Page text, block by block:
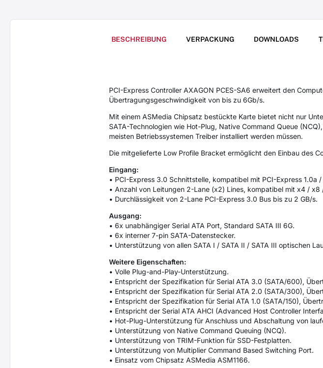
BESCHREIBUNG VERPACKUNG DOWNLOADS
PCI-Express Controller AXAGON PCES-SA6 erweitert den
Übertragungsgeschwindigkeit von bis zu 6Gb/s.
Mit einem ASMedia Chipsatz bestückte Karte bietet nicht nur
SATA-Technologien wie Hot-Plug, Native Command Queue
meisten Betriebssystemen Treiber installiert werden müssen.
Die mitgelieferte Low Profile Bracket ermöglicht den Einbau des
Eingang:
• PCI-Express 3.0 Schnittstelle, kompatibel mit PCI-Express 1.0a /
• Anzahl von Leitungen 2-Lane (x2) Lines, kompatibel mit x4 / x8
• Durchlässigkeit von 2-Lane PCI-Express 3.0 Bus bis zu 2 GB/s.
Ausgang:
• 6x unabhängiger Serial ATA Port, Standard SATA III 6G.
• 6x interner 7-pin SATA-Datenstecker.
• Unterstützung von allen SATA I / SATA II / SATA III optischen
Weitere Eigenschaften:
• Volle Plug-and-Play-Unterstützung.
• Entspricht der Spezifikation für Serial ATA 3.0 (SATA/600),
• Entspricht der Spezifikation für Serial ATA 2.0 (SATA/300),
• Entspricht der Spezifikation für Serial ATA 1.0 (SATA/150),
• Entspricht der Serial ATA AHCI (Advanced Host Controller
• Hot-Plug-Unterstützung für Anschluss und Abschaltung von
• Unterstützung von Native Command Queuing (NCQ).
• Unterstützung von TRIM-Funktion für SSD-Festplatten.
• Unterstützung von Multiplier Command Based Switching Port.
• Einsatz vom Chipsatz ASMedia ASM1166.